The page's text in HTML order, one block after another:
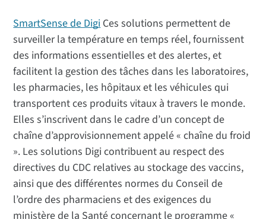
SmartSense de DigiCes solutions permettent de
surveiller la température en temps réel, fournissent
des informations essentielles et des alertes, et
facilitent la gestion des tâches dans les laboratoires,
les pharmacies, les hôpitaux et les véhicules qui
transportent ces produits vitaux à travers le monde.
Elles s’inscrivent dans le cadre d’un concept de
chaîne d’approvisionnement appelé « chaîne du froid
». Les solutions Digi contribuent au respect des
directives du CDC relatives au stockage des vaccins,
ainsi que des différentes normes du Conseil de
l’ordre des pharmaciens et des exigences du
ministère de la Santé concernant le programme «